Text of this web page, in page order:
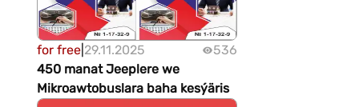
for free| 29.11.2025
536
450 manat Jeeplere we
Mikroawtobuslara baha kesýäris